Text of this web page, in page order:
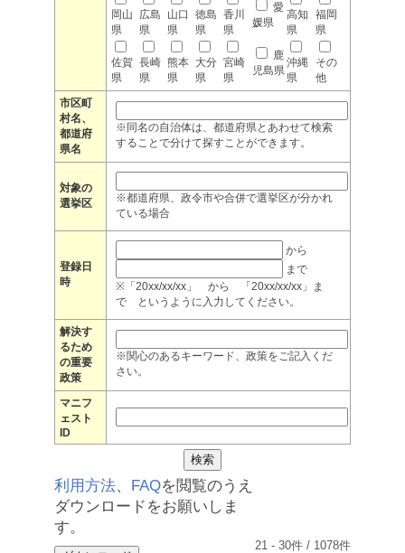
岡山
県
広島
県
山口
県
徳島
県
香川
県
愛
媛県
高知
県
福岡
県
佐賀
県
長崎
県
熊本
県
大分
県
宮崎
県
鹿
児島県
沖縄
県
その
他
市区町
村名、
都道府
県名
※同名の自治体は、都道府県とあわせて検索
することで分けて探すことができます。
対象の
選挙区
※都道府県、政令市や合併で選挙区が分かれ
ている場合
登録日
時
から
まで
※「20xx/xx/xx」 から 「20xx/xx/xx」ま
で というように入力してください。
解決す
るため
の重要
政策
※関心のあるキーワード、政策をご記入くだ
さい。
マニフ
ェスト
ID
利用方法、 FAQを閲覧のうえ
ダウンロードをお願いしま
す。
21 - 30件 / 1078件